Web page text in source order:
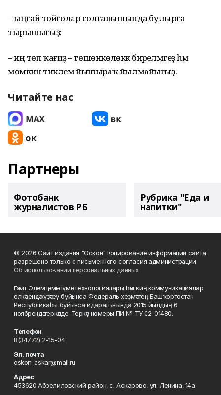
– ыңғай тойғолар солғанышында булырға
тырышығыҙ;
– иң төп ҡағиҙә – төшөнкөлөккә бирелмәгеҙ һәм
мөмкин тиклем йышыраҡ йылмайығыҙ.
Читайте нас
Партнеры
Фотобанк
журналистов РБ
Рубрика "Еда и
напитки"
© 2026 Сайт издания "Оскон" Копирование информации сайта
разрешено только с письменного согласия администрации.
Об использовании персональных данных
Гәзит Элемтә, мәғлүмәт технологиялары һәм киң коммуникациялар
өлкәһендә күҙәтеү буйынса Федераль хеҙмәттең Башҡортостан
Республикаһы буйынса идаралығында 2015 йылдың 6
ноябрендә теркәлде. Теркәү номеры ПИ № ТУ 02-01480.
Телефон
8(34772) 2-15-04
Эл. почта
oskon_askar@mail.ru
Адрес
453620 Абзелиловский район, с. Аскарово, ул. Ленина, 14а